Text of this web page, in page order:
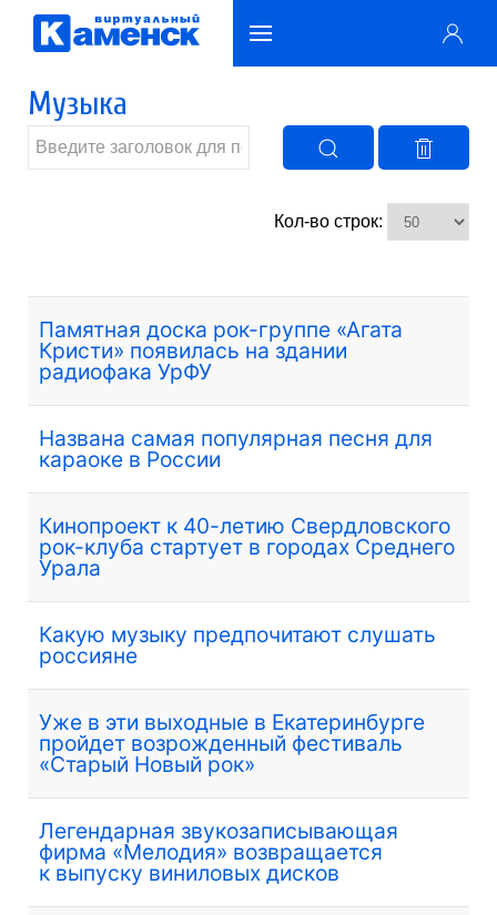
Музыка
Кол-во строк:
Памятная доска рок-группе «Агата
Кристи» появилась на здании
радиофака УрФУ
Названа самая популярная песня для
караоке в России
Кинопроект к 40-летию Свердловского
рок-клуба стартует в городах Среднего
Урала
Какую музыку предпочитают слушать
россияне
Уже в эти выходные в Екатеринбурге
пройдет возрожденный фестиваль
«Старый Новый рок»
Легендарная звукозаписывающая
фирма «Мелодия» возвращается
к выпуску виниловых дисков